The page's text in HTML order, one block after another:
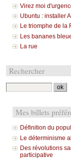
Virez moi
Ubuntu : installer
Le triomphe de la
Les bananes
La rue
Rechercher
Mes billets
Définition du
Le déterminisme
Des révolutions
participative